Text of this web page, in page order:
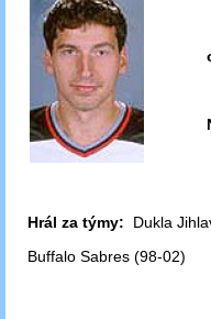
Hrál za týmy: Dukla
Buffalo Sabres (98-02)